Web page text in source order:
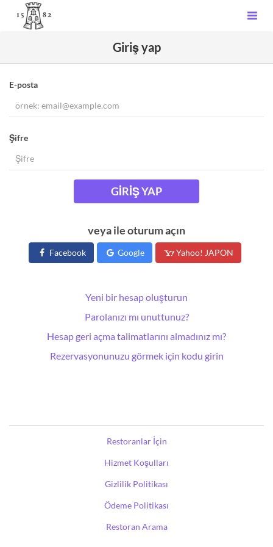
Giriş yap
E-posta
Şifre
GIRIŞ YAP
veya ile oturum açın
Facebook Google Yahoo! JAPON
Yeni bir hesap oluşturun
Parolanızı mı unuttunuz?
Hesap geri açma talimatlarını almadınız mı?
Rezervasyonunuzu görmek için kodu girin
Restoranlar İçin
Hizmet Koşulları
Gizlilik Politikası
Ödeme Politikası
Restoran Arama